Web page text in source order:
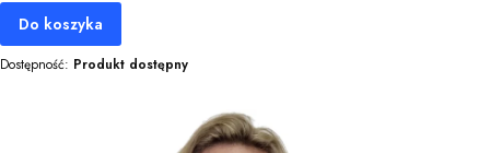
Do koszyka
Dostępność: Produkt dostępny